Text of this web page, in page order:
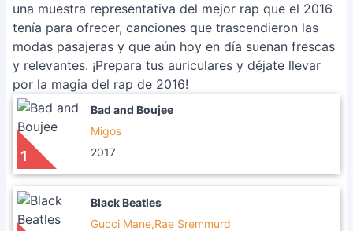
una muestra representativa del mejor rap que el 2016
tenía para ofrecer, canciones que trascendieron las
modas pasajeras y que aún hoy en día suenan frescas
y relevantes. ¡Prepara tus auriculares y déjate llevar
por la magia del rap de 2016!
1
Bad and Boujee
Migos
2017
Black Beatles
Gucci Mane,Rae Sremmurd